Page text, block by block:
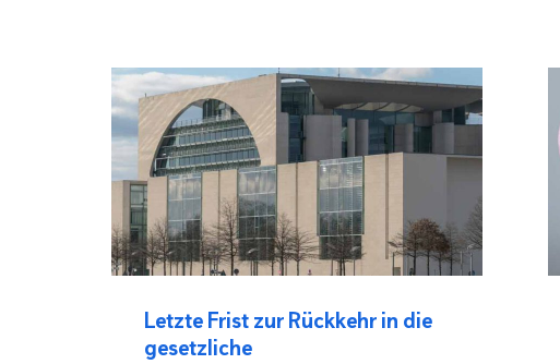
Letzte Frist zur Rückkehr in die
gesetzliche